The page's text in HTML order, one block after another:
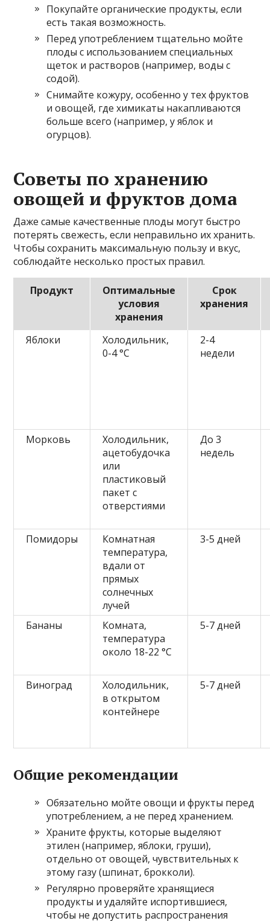
Покупайте органические продукты, если
есть такая возможность.
Перед употреблением тщательно мойте
плоды с использованием специальных
щеток и растворов (например, воды с
содой).
Снимайте кожуру, особенно у тех фруктов
и овощей, где химикаты накапливаются
больше всего (например, у яблок и
огурцов).
Советы по хранению
овощей и фруктов дома
Даже самые качественные плоды могут быстро
потерять свежесть, если неправильно их хранить.
Чтобы сохранить максимальную пользу и вкус,
соблюдайте несколько простых правил.
Продукт
Оптимальные
условия
хранения
Срок
хранения
Яблоки
Холодильник,
0-4 °C
2-4
недели
Морковь
Холодильник,
ацетобудочка
или
пластиковый
пакет с
отверстиями
До 3
недель
Помидоры
Комнатная
температура,
вдали от
прямых
солнечных
лучей
3-5 дней
Бананы
Комната,
температура
около 18-22 °C
5-7 дней
Виноград
Холодильник,
в открытом
контейнере
5-7 дней
Общие рекомендации
Обязательно мойте овощи и фрукты перед
употреблением, а не перед хранением.
Храните фрукты, которые выделяют
этилен (например, яблоки, груши),
отдельно от овощей, чувствительных к
этому газу (шпинат, брокколи).
Регулярно проверяйте хранящиеся
продукты и удаляйте испортившиеся,
чтобы не допустить распространения